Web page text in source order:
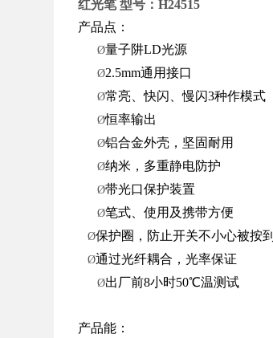
红光笔 型号：H24515
产品点：
Ø量子阱LD光源
Ø2.5mm通用接口
Ø常亮、快闪、慢闪3种作模式
Ø恒率输出
Ø铝合金外壳，坚固耐用
Ø纳米，多重静电防护
Ø带光口保护装置
Ø笔式、使用及携带方便
Ø保护圈，防止开关不小心被按到
Ø通过光纤耦合，光率保证
Ø出厂前8小时50℃温测试
产品能：